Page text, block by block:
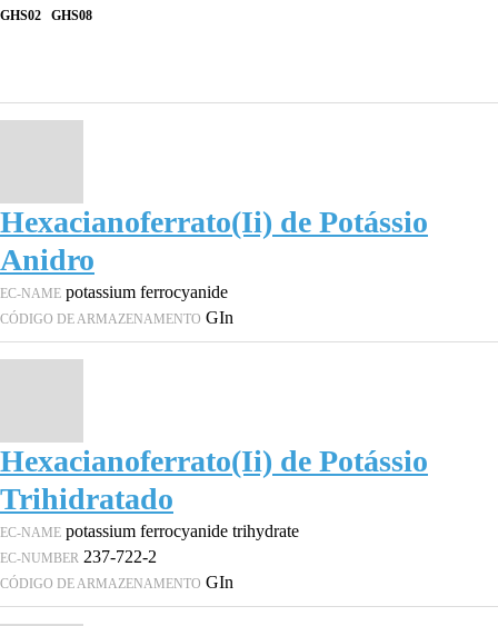
GHS02
GHS08
Hexacianoferrato(Ii) de Potássio
Anidro
EC-NAME potassium ferrocyanide
CÓDIGO DE ARMAZENAMENTO GIn
Hexacianoferrato(Ii) de Potássio
Trihidratado
EC-NAME potassium ferrocyanide trihydrate
EC-NUMBER 237-722-2
CÓDIGO DE ARMAZENAMENTO GIn